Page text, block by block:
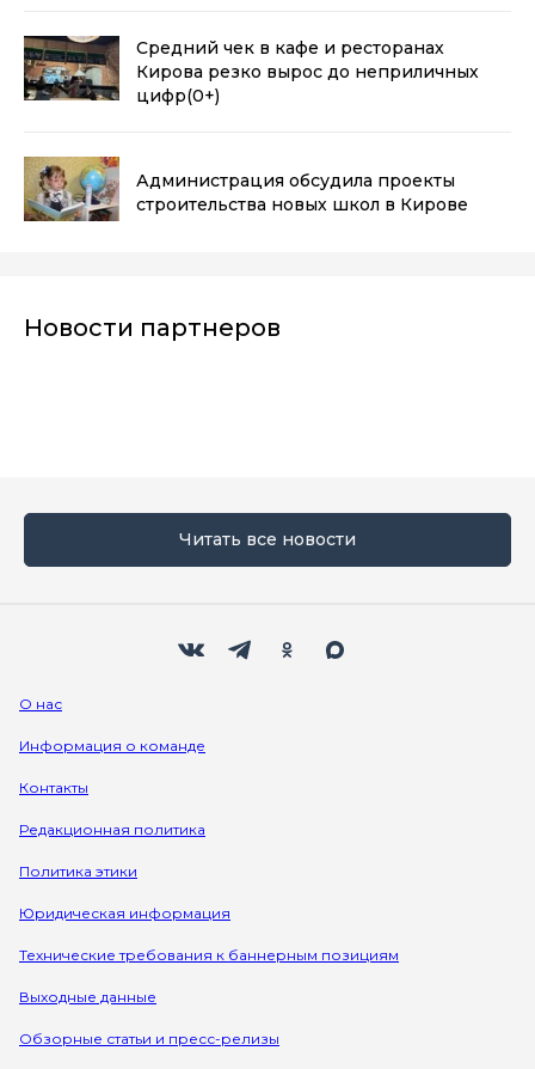
Средний чек в кафе и ресторанах
Кирова резко вырос до неприличных
цифр(0+)
Администрация обсудила проекты
строительства новых школ в Кирове
Новости партнеров
Читать все новости
О нас
Информация о команде
Контакты
Редакционная политика
Политика этики
Юридическая информация
Технические требования к баннерным позициям
Выходные данные
Обзорные статьи и пресс-релизы